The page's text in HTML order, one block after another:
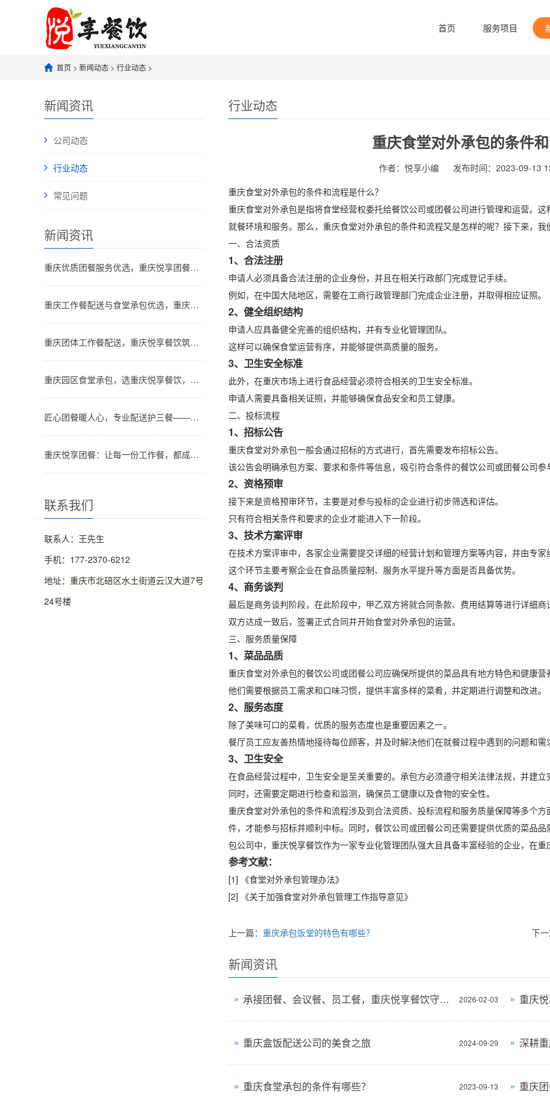
首页 服务项目
首页 > 新闻动态 > 行业动态 >
新闻资讯
公司动态
行业动态
常见问题
新闻资讯
重庆优质团餐服务优选，重庆悦享团餐兼顾食堂承包与工作餐配送
重庆工作餐配送与食堂承包优选，重庆悦享团餐专业赋能
重庆团体工作餐配送，重庆悦享餐饮筑牢企业后勤暖心防线
重庆园区食堂承包，选重庆悦享餐饮，省心又专业
匠心团餐暖人心，专业配送护三餐——重庆悦享团餐解锁企业餐饮新体验
重庆悦享团餐：让每一份工作餐，都成为员工的“小期待”
联系我们
联系人：王先生
手机：177-2370-6212
地址：重庆市北碚区水土街道云汉大道7号
24号楼
行业动态
重庆食堂对外承包的条件
作者：悦享小编
发布时间：2023-09-13
重庆食堂对外承包的条件和流程是什么？
重庆食堂对外承包是指将食堂经营权委托给餐饮公司或团餐公司进行管理和运营。
就餐环境和服务。那么，重庆食堂对外承包的条件和流程又是怎样的呢？接下来，
一、合法资质
1、合法注册
申请人必须具备合法注册的企业身份，并且在相关行政部门完成登记手续。
例如，在中国大陆地区，需要在工商行政管理部门完成企业注册，并取得相应证照。
2、健全组织结构
申请人应具备健全完善的组织结构，并有专业化管理团队。
这样可以确保食堂运营有序，并能够提供高质量的服务。
3、卫生安全标准
此外，在重庆市场上进行食品经营必须符合相关的卫生安全标准。
申请人需要具备相关证照，并能够确保食品安全和员工健康。
二、投标流程
1、招标公告
重庆食堂对外承包一般会通过招标的方式进行，首先需要发布招标公告。
该公告会明确承包方案、要求和条件等信息，吸引符合条件的餐饮公司或团餐公司参
2、资格预审
接下来是资格预审环节，主要是对参与投标的企业进行初步筛选和评估。
只有符合相关条件和要求的企业才能进入下一阶段。
3、技术方案评审
在技术方案评审中，各家企业需要提交详细的经营计划和管理方案等内容，并由专家
这个环节主要考察企业在食品质量控制、服务水平提升等方面是否具备优势。
4、商务谈判
最后是商务谈判阶段，在此阶段中，甲乙双方将就合同条款、费用结算等进行详细商
双方达成一致后，签署正式合同并开始食堂对外承包的运营。
三、服务质量保障
1、菜品品质
重庆食堂对外承包的餐饮公司或团餐公司应确保所提供的菜品具有地方特色和健康营
他们需要根据员工需求和口味习惯，提供丰富多样的菜肴，并定期进行调整和改进。
2、服务态度
除了美味可口的菜肴，优质的服务态度也是重要因素之一。
餐厅员工应友善热情地接待每位顾客，并及时解决他们在就餐过程中遇到的问题和需
3、卫生安全
在食品经营过程中，卫生安全是至关重要的。承包方必须遵守相关法律法规，并建
同时，还需要定期进行检查和监测，确保员工健康以及食物的安全性。
重庆食堂对外承包的条件和流程涉及到合法资质、投标流程和服务质量保障等多个
件，才能参与招标并顺利中标。同时，餐饮公司或团餐公司还需要提供优质的菜品
包公司中，重庆悦享餐饮作为一家专业化管理团队强大且具备丰富经验的企业，在
参考文献：
[1] 《食堂对外承包管理办法》
[2] 《关于加强食堂对外承包管理工作指导意见》
上一篇： 重庆承包饭堂的特色有哪些？ 下
新闻资讯
2026-02-03
承接团餐、会议餐、员工餐，重庆悦享餐饮守护每一份用心餐食
2024-09-29
重庆盒饭配送公司的美食之旅
2023-09-13
重庆食堂承包的条件有哪些？